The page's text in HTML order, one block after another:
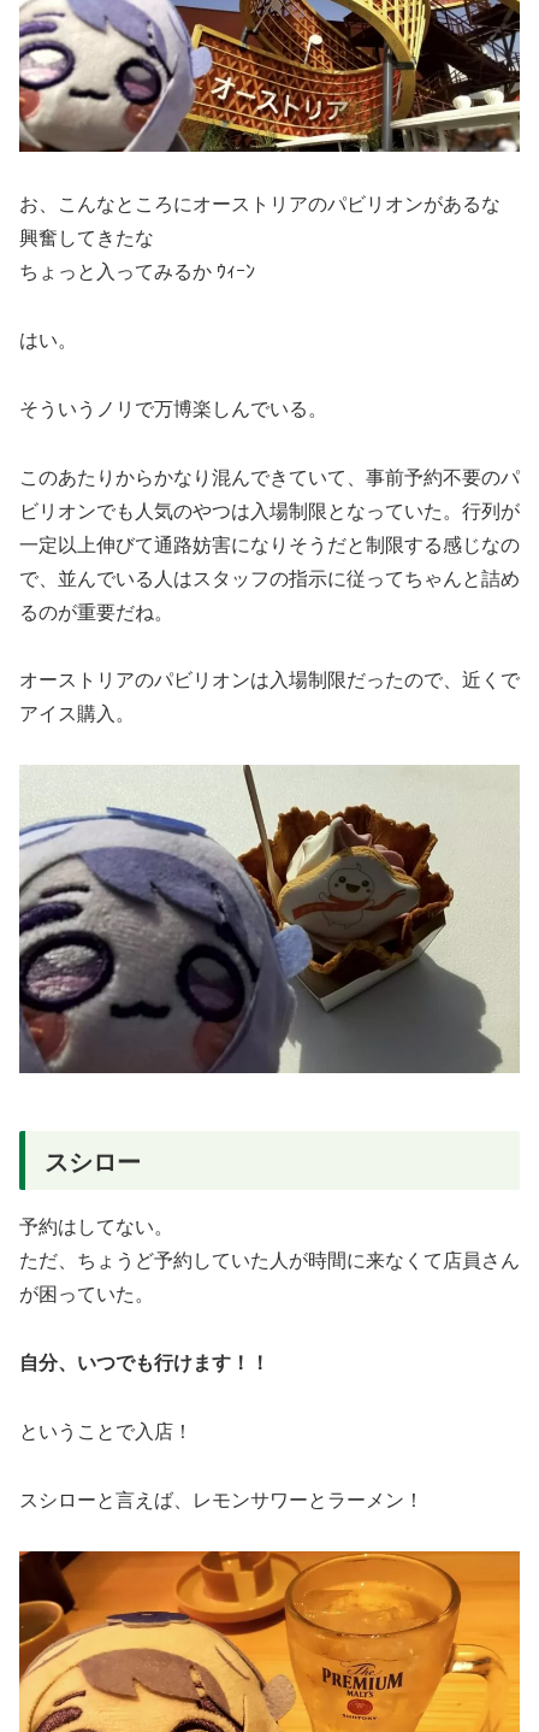
お、こんなところにオーストリアのパビリオンがあるな
興奮してきたな
ちょっと入ってみるか ｳｨｰﾝ
はい。
そういうノリで万博楽しんでいる。
このあたりからかなり混んできていて、事前予約不要のパ
ビリオンでも人気のやつは入場制限となっていた。行列が
一定以上伸びて通路妨害になりそうだと制限する感じなの
で、並んでいる人はスタッフの指示に従ってちゃんと詰め
るのが重要だね。
オーストリアのパビリオンは入場制限だったので、近くで
アイス購入。
スシロー
予約はしてない。
ただ、ちょうど予約していた人が時間に来なくて店員さん
が困っていた。
自分、いつでも行けます！！
ということで入店！
スシローと言えば、レモンサワーとラーメン！